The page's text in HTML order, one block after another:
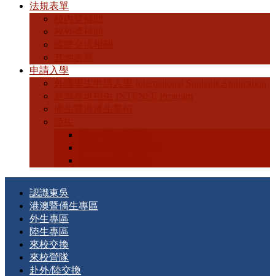
法規表單
申請入學
認識東吳
港澳暨僑生專區
外生專區
陸生專區
來校交換
來校營隊
赴外/陸交換